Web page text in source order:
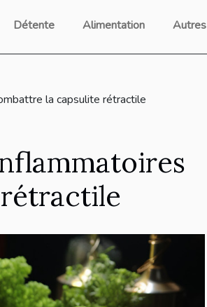
Détente Alimentation Autres
la capsulite rétractile